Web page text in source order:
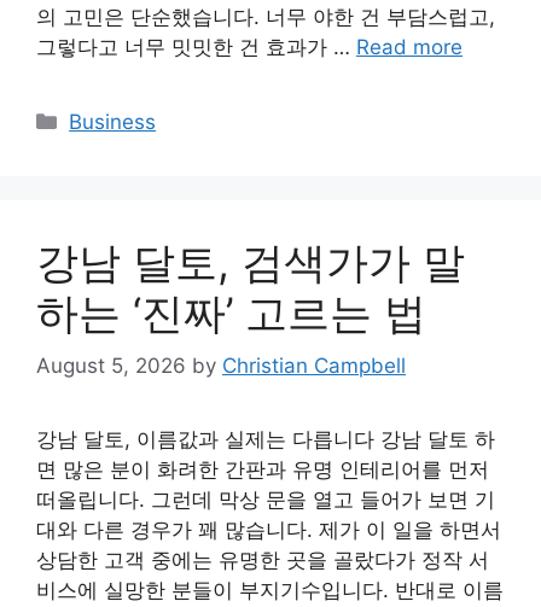
의 고민은 단순했습니다. 너무 야한 건 부담스럽고,
그렇다고 너무 밋밋한 건 효과가 … Read more
Categories
Business
강남 달토, 검색가가 말
하는 ‘진짜’ 고르는 법
August 5, 2026 by Christian Campbell
강남 달토, 이름값과 실제는 다릅니다 강남 달토 하
면 많은 분이 화려한 간판과 유명 인테리어를 먼저
떠올립니다. 그런데 막상 문을 열고 들어가 보면 기
대와 다른 경우가 꽤 많습니다. 제가 이 일을 하면서
상담한 고객 중에는 유명한 곳을 골랐다가 정작 서
비스에 실망한 분들이 부지기수입니다. 반대로 이름